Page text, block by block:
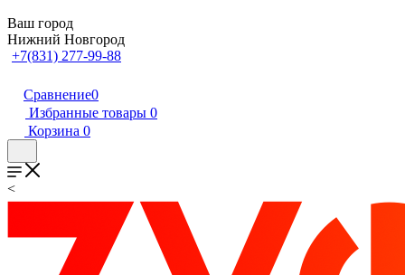
Ваш город
Нижний Новгород
+7(831) 277-99-88
Сравнение0
Избранные товары 0
Корзина 0
<